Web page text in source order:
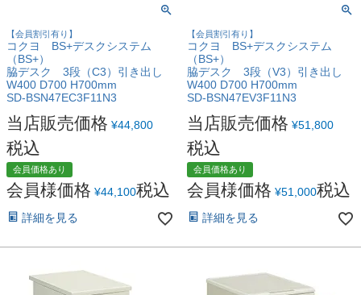
【会員割引有り】
コクヨ BS+デスクシステム
（BS+）
脇デスク 3段（C3）引き出し
W400 D700 H700mm
SD-BSN47EC3F11N3
当店販売価格 ¥44,800
税込
会員価格あり
会員様価格 ¥44,100税込
詳細を見る
【会員割引有り】
コクヨ BS+デスクシステム
（BS+）
脇デスク 3段（V3）引き出し
W400 D700 H700mm
SD-BSN47EV3F11N3
当店販売価格 ¥51,800
税込
会員価格あり
会員様価格 ¥51,000税込
詳細を見る